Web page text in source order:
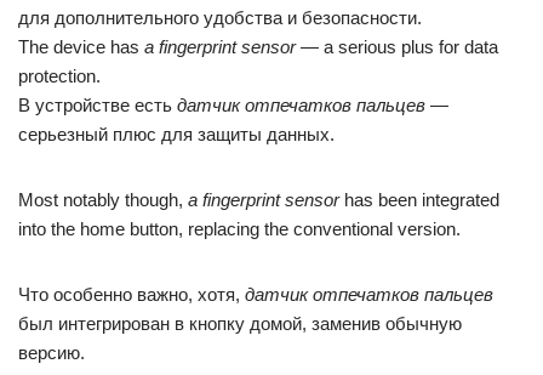
для дополнительного удобства и безопасности.
The device has a fingerprint sensor— a serious plus for data
protection.
В устройстве есть датчик отпечатков пальцев —
серьезный плюс для защиты данных.
Most notably though, a fingerprint sensorhas been integrated
into the home button, replacing the conventional version.
Что особенно важно, хотя, датчик отпечатков пальцев
был интегрирован в кнопку домой, заменив обычную
версию.